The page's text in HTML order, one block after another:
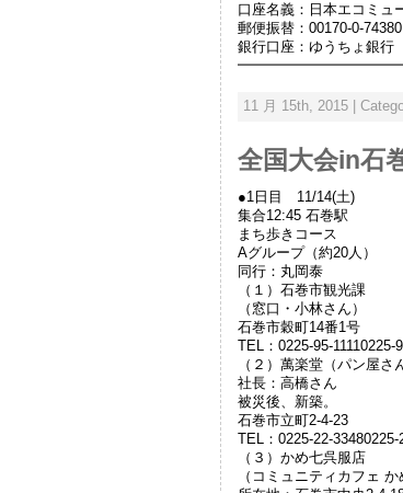
口座名義：日本エコミュ
郵便振替：00170-0-
銀行口座：ゆうちょ銀
11 月 15th, 2015 |
全国大会in石
●1日目 11/14(土)
集合12:45 石巻駅
まち歩きコース
Aグループ（約20人）
同行：丸岡泰
（１）石巻市観光課
（窓口・小林さん）
石巻市穀町14番1号
TEL：0225-95-11110225-
（２）萬楽堂（パン屋さ
社長：高橋さん
被災後、新築。
石巻市立町2-4-23
TEL：0225-22-33480225-
（３）かめ七呉服店
（コミュニティカフェ か